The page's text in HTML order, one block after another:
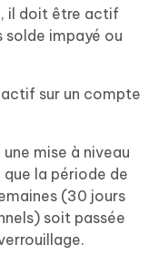
il doit être actif
solde impayé ou
sur un compte
mise à niveau
la période de
(30 jours
soit passée